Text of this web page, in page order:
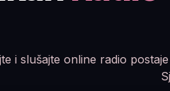
i slušajte online radio